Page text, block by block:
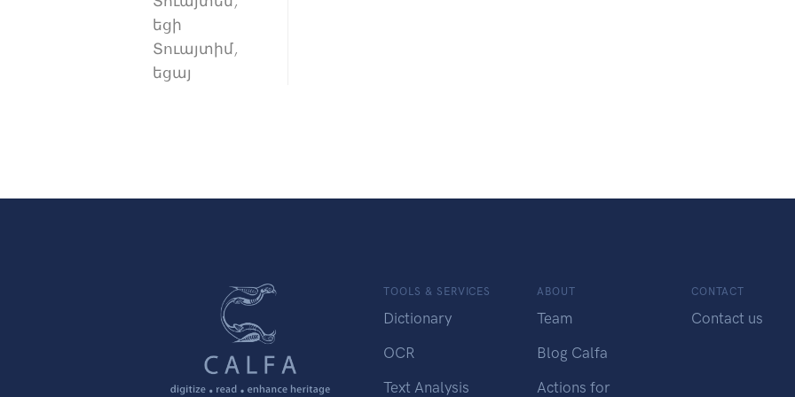
եցի
Տուայտիմ,
եցայ
TOOLS & SERVICES
Dictionary
OCR
Text Analysis
ABOUT
Team
Blog Calfa
Actions for
CONTACT
Contact us